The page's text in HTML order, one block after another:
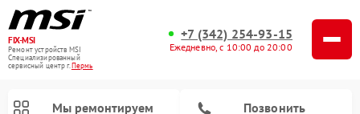
FIX-MSI
Ремонт устройств MSI
Специализированный
cервисный центр г.Пермь
+7 (342) 254-93-15
Ежедневно, с 10:00 до 20:00
Мы ремонтируем Позвонить